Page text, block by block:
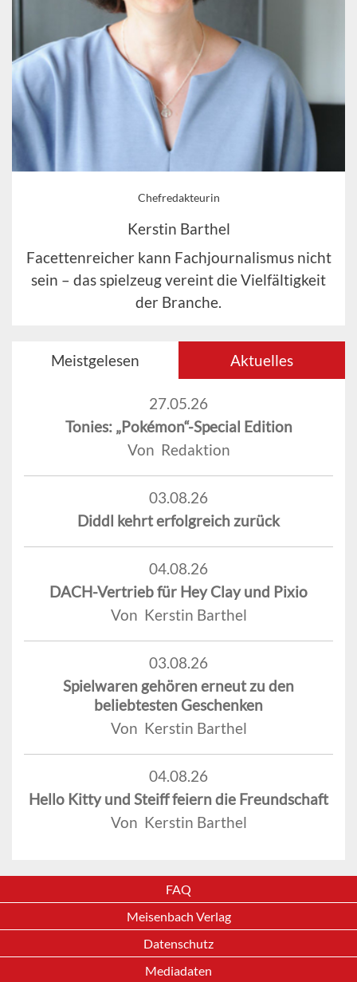
Chefredakteurin
Kerstin Barthel
Facettenreicher kann Fachjournalismus nicht
sein – das spielzeug vereint die Vielfältigkeit
der Branche.
Meistgelesen Aktuelles
27.05.26
Tonies: „Pokémon“-Special Edition
Von Redaktion
03.08.26
Diddl kehrt erfolgreich zurück
04.08.26
DACH-Vertrieb für Hey Clay und Pixio
Von Kerstin Barthel
03.08.26
Spielwaren gehören erneut zu den
beliebtesten Geschenken
Von Kerstin Barthel
04.08.26
Hello Kitty und Steiff feiern die Freundschaft
Von Kerstin Barthel
FAQ
Meisenbach Verlag
Datenschutz
Mediadaten